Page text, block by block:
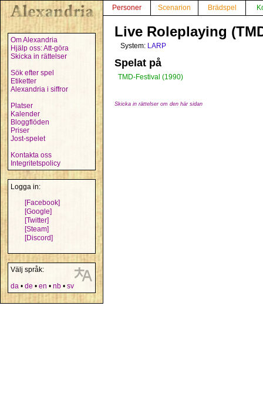
Om Alexandria
Hjälp oss: Att-göra
Skicka in rättelser
Sök efter spel
Etiketter
Alexandria i siffror
Platser
Kalender
Bloggflöden
Priser
Jost-spelet
Kontakta oss
Integritetspolicy
Logga in:
[Facebook]
[Google]
[Twitter]
[Steam]
[Discord]
Välj språk:
da • de • en • nb • sv
Personer Scenarion Brädspel
Live Roleplaying
System: LARP
Spelat på
TMD-Festival (1990)
Skicka in rättelser om den här sidan